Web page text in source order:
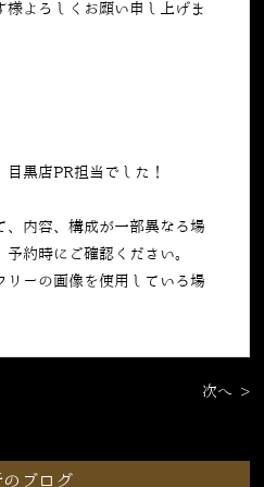
様よろしくお願い申し上げま
黒店PR担当でした！
内容、構成が一部異なる場
約時にご確認ください。
ーの画像を使用している場
次へ >
のブログ